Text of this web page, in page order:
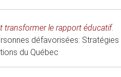
transformer le rapport éducatif.
défavorisées: Stratégies
du Québec